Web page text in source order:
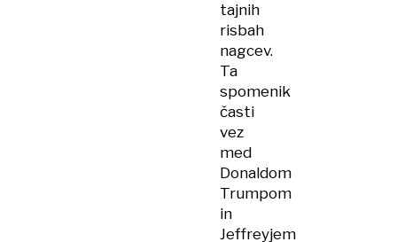
tajnih
risbah
nagcev.
Ta
spomenik
časti
vez
med
Donaldom
Trumpom
in
Jeffreyjem